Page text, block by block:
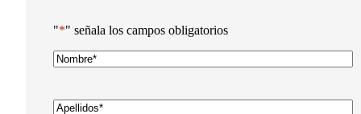
"*" señala los campos obligatorios
Nombre*
Apellidos*